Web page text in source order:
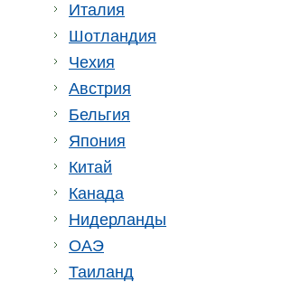
Италия
Шотландия
Чехия
Австрия
Бельгия
Япония
Китай
Канада
Нидерланды
ОАЭ
Таиланд